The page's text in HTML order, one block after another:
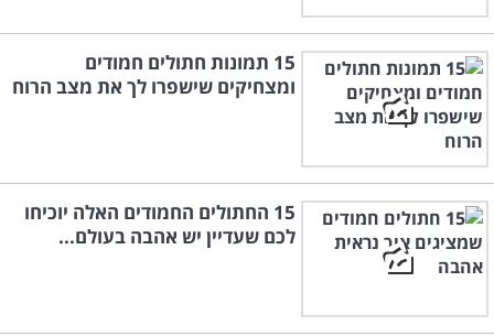
15 תמונות חתולים חמודים
ומצחיקים שישפרו לך את מצב הרוח
15 החתולים החמודים האלה יוכיחו
לכם שעדיין יש אהבה בעולם...